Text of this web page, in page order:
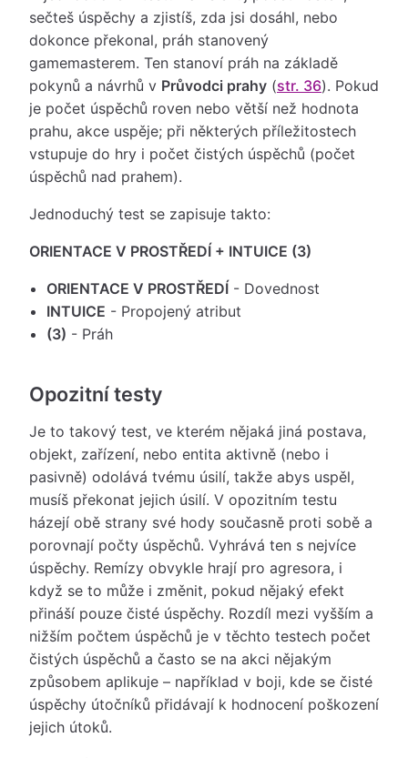
sečteš úspěchy a zjistíš, zda jsi dosáhl, nebo
dokonce překonal, práh stanovený
gamemasterem. Ten stanoví práh na základě
pokynů a návrhů v Průvodci prahy (str. 36). Pokud
je počet úspěchů roven nebo větší než hodnota
prahu, akce uspěje; při některých příležitostech
vstupuje do hry i počet čistých úspěchů (počet
úspěchů nad prahem).
Jednoduchý test se zapisuje takto:
ORIENTACE V PROSTŘEDÍ + INTUICE (3)
ORIENTACE V PROSTŘEDÍ - Dovednost
INTUICE - Propojený atribut
(3) - Práh
Opozitní testy
Je to takový test, ve kterém nějaká jiná postava,
objekt, zařízení, nebo entita aktivně (nebo i
pasivně) odolává tvému úsilí, takže abys uspěl,
musíš překonat jejich úsilí. V opozitním testu
házejí obě strany své hody současně proti sobě a
porovnají počty úspěchů. Vyhrává ten s nejvíce
úspěchy. Remízy obvykle hrají pro agresora, i
když se to může i změnit, pokud nějaký efekt
přináší pouze čisté úspěchy. Rozdíl mezi vyšším a
nižším počtem úspěchů je v těchto testech počet
čistých úspěchů a často se na akci nějakým
způsobem aplikuje – například v boji, kde se čisté
úspěchy útočníků přidávají k hodnocení poškození
jejich útoků.